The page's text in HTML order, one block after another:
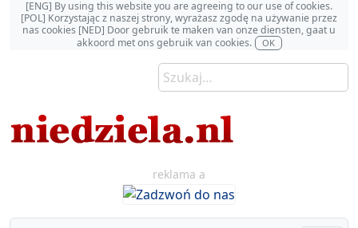
[ENG] By using this website you are agreeing to our use of cookies.
[POL] Korzystając z naszej strony, wyrażasz zgodę na używanie przez
nas cookies [NED] Door gebruik te maken van onze diensten, gaat u
akkoord met ons gebruik van cookies.
OK
reklama a